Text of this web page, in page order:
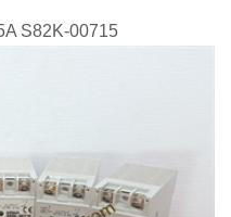
S82K-00715